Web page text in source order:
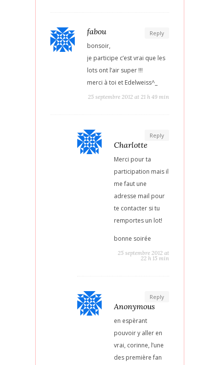
Reply
fabou
bonsoir,
je participe c’est vrai que les
lots ont l’air super !!!
merci à toi et Edelweiss^_
25 septembre 2012 at 21 h 49 min
Reply
Charlotte
Merci pour ta
participation mais il
me faut une
adresse mail pour
te contacter si tu
remportes un lot!
bonne soirée
25 septembre 2012 at
22 h 15 min
Reply
Anonymous
en espèrant
pouvoir y aller en
vrai, corinne, l’une
des première fan